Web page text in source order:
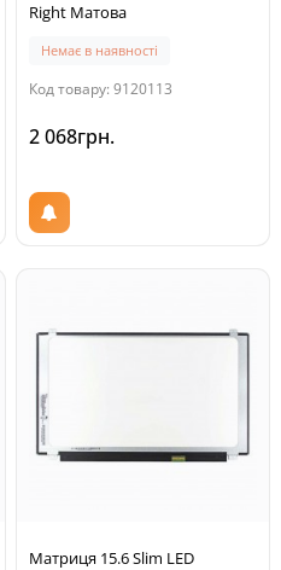
Right Матова
Немає в наявності
Код товару: 9120113
2 068грн.
Матриця 15.6 Slim LED